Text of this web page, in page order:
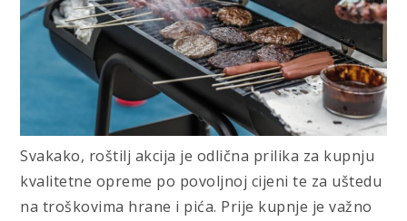
Svakako, roštilj akcija je odlična prilika za kupnju
kvalitetne opreme po povoljnoj cijeni te za uštedu
na troškovima hrane i pića. Prije kupnje je važno